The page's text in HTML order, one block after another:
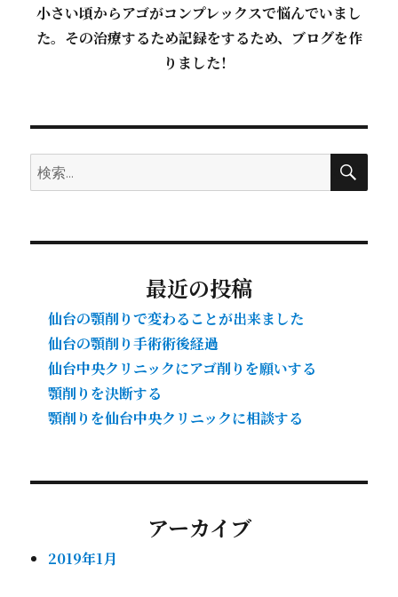
小さい頃からアゴがコンプレックスで悩んでいまし
た。その治療するため記録をするため、ブログを作
りました！
検索
最近の投稿
仙台の顎削りで変わることが出来ました
仙台の顎削り手術術後経過
仙台中央クリニックにアゴ削りを願いする
顎削りを決断する
顎削りを仙台中央クリニックに相談する
アーカイブ
2019年1月